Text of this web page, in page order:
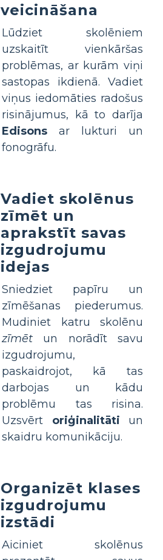
veicināšana
Lūdziet skolēniem
uzskaitīt vienkāršas
problēmas, ar kurām viņi
sastopas ikdienā. Vadiet
viņus iedomāties radošus
risinājumus, kā to darīja
Edisons ar lukturi un
fonogrāfu.
Vadiet skolēnus
zīmēt un
aprakstīt savas
izgudrojumu
idejas
Sniedziet papīru un
zīmēšanas piederumus.
Mudiniet katru skolēnu
zīmēt un norādīt savu
izgudrojumu,
paskaidrojot, kā tas
darbojas un kādu
problēmu tas risina.
Uzsvērt oriģinalitāti un
skaidru komunikāciju.
Organizēt klases
izgudrojumu
izstādi
Aiciniet skolēnus